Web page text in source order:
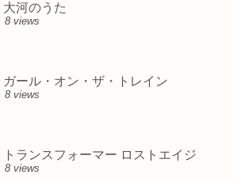
大河のうた
8 views
ガール・オン・ザ・トレイン
8 views
トランスフォーマー ロストエイジ
8 views